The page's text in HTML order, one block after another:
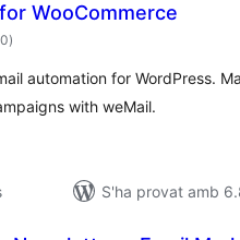
WooCommerce
puntuacions
totals
)
automation for WordPress.
with weMail.
S'ha provat amb